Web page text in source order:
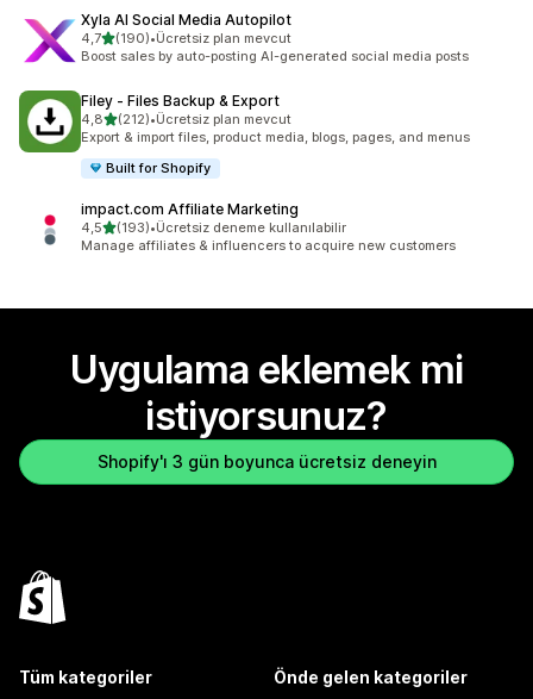
Xyla AI Social Media Autopilot
4,75 yıldız üzerinden
(190)
toplam 190 değerlendirme
•Ücretsiz plan mevcut
Boost sales by auto-posting AI-generated social media posts
Filey ‑ Files Backup & Export
4,85 yıldız üzerinden
(212)
toplam 212 değerlendirme
•Ücretsiz plan mevcut
Export & import files, product media, blogs, pages, and menus
Built for Shopify
impact.com Affiliate Marketing
4,55 yıldız üzerinden
(193)
toplam 193 değerlendirme
•Ücretsiz deneme kullanılabilir
Manage affiliates & influencers to acquire new customers
Uygulama eklemek mi
istiyorsunuz?
Shopify'ı 3 gün boyunca ücretsiz deneyin
Tüm kategoriler Önde gelen kategoriler